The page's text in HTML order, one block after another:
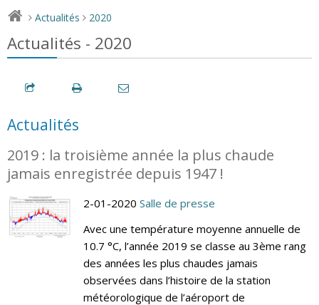
> Actualités > 2020
Actualités - 2020
Actualités
2019 : la troisième année la plus chaude
jamais enregistrée depuis 1947 !
2-01-2020 Salle de presse
Avec une température moyenne annuelle de
10.7 °C, l’année 2019 se classe au 3ème rang
des années les plus chaudes jamais
observées dans l’histoire de la station
météorologique de l’aéroport de